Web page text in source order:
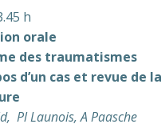
h
orale
des traumatismes
d’un cas et revue de la
Pl Launois, A Paasche